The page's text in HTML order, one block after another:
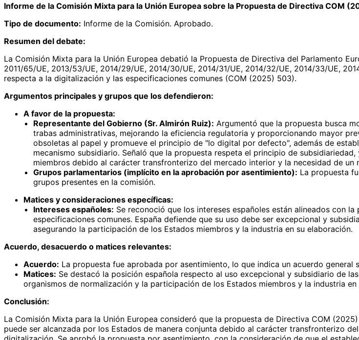
Informe de la Comisión Mixta para la Unión Europea sobre la Propuesta de Directiva COM
Tipo de documento: Informe de la Comisión. Aprobado.
Resumen del debate:
La Comisión Mixta para la Unión Europea debatió la Propuesta de Directiva del Parlamento
2011/65/UE, 2013/53/UE, 2014/29/UE, 2014/30/UE, 2014/31/UE, 2014/32/UE, 2014/33/UE,
respecta a la digitalización y las especificaciones comunes (COM (2025) 503).
Argumentos principales y grupos que los defendieron:
A favor de la propuesta:
Representante del Gobierno (Sr. Almirón Ruiz): Argumentó que la propuesta busca
trabas administrativas, mejorando la eficiencia regulatoria y proporcionando mayor
obsoletas al papel y promueve el principio de "lo digital por defecto", además de
mecanismo subsidiario. Señaló que la propuesta respeta el principio de
miembros debido al carácter transfronterizo del mercado interior y la necesidad de un
Grupos parlamentarios (implícito en la aprobación por asentimiento): La propuesta
grupos presentes en la comisión.
Matices y consideraciones específicas:
Intereses españoles: Se reconoció que los intereses españoles están alineados con
especificaciones comunes. España defiende que su uso debe ser excepcional y
asegurando la participación de los Estados miembros y la industria en su elaboración.
Acuerdo, desacuerdo o matices relevantes:
Acuerdo: La propuesta fue aprobada por asentimiento, lo que indica un acuerdo
Matices: Se destacó la posición española respecto al uso excepcional y subsidiario de
organismos de normalización y la participación de los Estados miembros y la industria en
Conclusión:
La Comisión Mixta para la Unión Europea consideró que la propuesta de Directiva COM
puede ser alcanzada por los Estados de manera conjunta debido al carácter transfronterizo